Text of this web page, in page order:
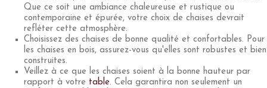
Que ce soit une ambiance chaleureuse et rustique ou
contemporaine et épurée, votre choix de chaises devrait
refléter cette atmosphère.
Choisissez des chaises de bonne qualité et confortables. Pour
les chaises en bois, assurez-vous qu'elles sont robustes et bien
construites.
Veillez à ce que les chaises soient à la bonne hauteur par
rapport à votre table. Cela garantira non seulement un